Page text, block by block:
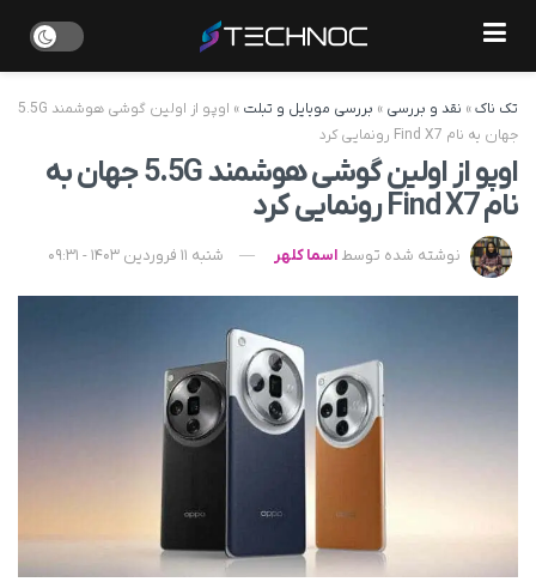
تک ناک» نقد و بررسی » بررسی موبایل و تبلت »
اوپو از اولین گوشی‌ هوشمند 5.5G
جهان به نام Find X7 رونمایی کرد
اوپو از اولین گوشی‌ هوشمند 5.5G جهان به
نام Find X7 رونمایی کرد
نوشته شده توسط اسما کلهر شنبه 11 فروردین 1403 - 09:31